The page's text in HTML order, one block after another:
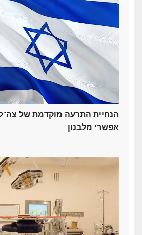
הנחיית התרעה מוקדמת של צה"ל
אפשרי מלבנון